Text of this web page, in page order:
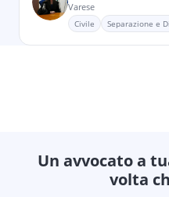
Varese
Civile Separazione e
Un avvocato a
volta